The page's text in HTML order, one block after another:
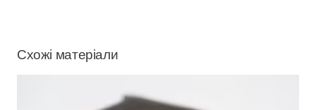
Схожі матеріали